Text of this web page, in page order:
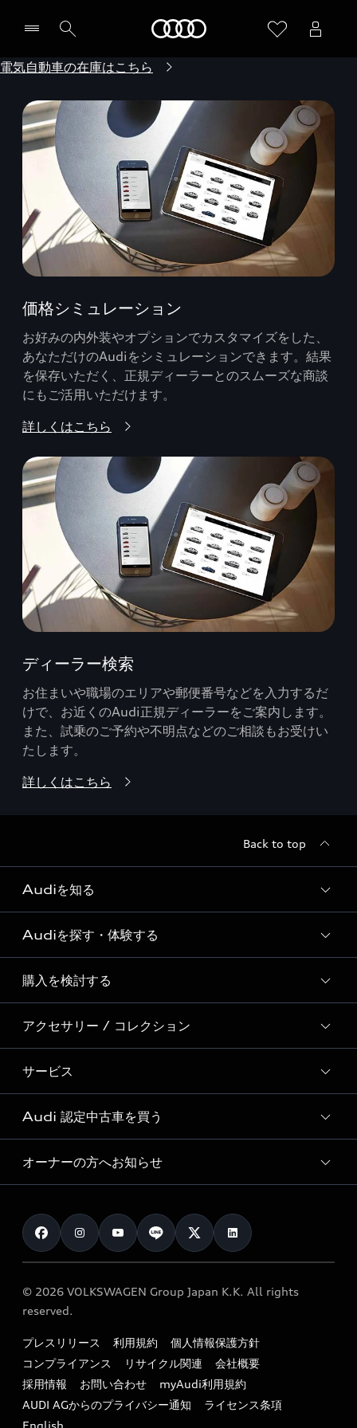
電気自動車の在庫はこちら
価格シミュレーション
お好みの内外装やオプションでカスタマイズをした、
あなただけのAudiをシミュレーションできます。結果
を保存いただく、正規ディーラーとのスムーズな商談
にもご活用いただけます。
詳しくはこちら
ディーラー検索
お住まいや職場のエリアや郵便番号などを入力するだ
けで、お近くのAudi正規ディーラーをご案内します。
また、試乗のご予約や不明点などのご相談もお受けい
たします。
詳しくはこちら
Back to top
Audiを知る
Audi ブランド
Story of Progress
Audi Sport
Formula 1®
デジタルサービス
Audiを探す・体験する
ディーラー検索
新車在庫検索
試乗車・展示車検索
見積り依頼
試乗予約
購入を検討する
モデル一覧
特別仕様モデル / 限定モデル
e-tronラインアップ
価格シミュレーション
車両比較
カタログ一覧
アクセサリー / コレクション
純正アクセサリー
オンラインショップ
Audi collection
アウディナビアプリ
サービス
サービス入庫予約
サービスプログラム
メンテナンス
車検 / 定期点検
e-tronアフターサポート
myAudi
Audi 認定中古車を買う
Audi認定中古車
クオリティ
保証
メンテナンス
ファイナンス
キャンペーン / イベント
買取査定
オーナーの方へお知らせ
お知らせ
オーナー様向けキャンペーン
特定整備適用車一覧
リサイクル法
よくある質問（FAQ）
© 2026 VOLKSWAGEN Group Japan K.K. All rights
reserved.
プレスリリース 利用規約
個人情報保護方針
コンプライアンス
リサイクル関連
会社概要
採用情報
お問い合わせ
myAudi利用規約
AUDI AGからのプライバシー通知
ライセンス条項
English